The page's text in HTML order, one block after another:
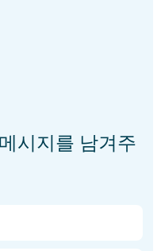
시지를 남겨주